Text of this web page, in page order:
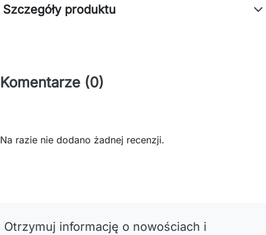
Szczegóły produktu
Komentarze (0)
Na razie nie dodano żadnej recenzji.
Otrzymuj informację o nowościach i